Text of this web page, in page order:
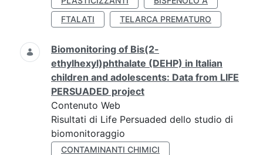
FTALATI
TELARCA PREMATURO
Biomonitoring of Bis(2-
ethylhexyl)phthalate (DEHP) in Italian
children and adolescents: Data from LIFE
PERSUADED project
Contenuto Web
Risultati di Life Persuaded dello studio di
biomonitoraggio
CONTAMINANTI CHIMICI